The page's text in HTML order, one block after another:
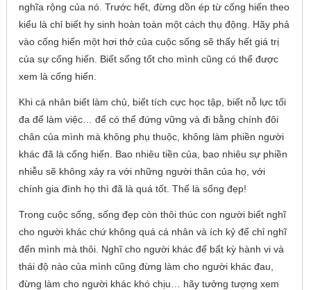
nghĩa rộng của nó. Trước hết, đừng dồn ép từ cống hiến theo
kiểu là chỉ biết hy sinh hoàn toàn một cách thụ động. Hãy phả
vào cống hiến một hơi thở của cuộc sống sẽ thấy hết giá trị
của sự cống hiến. Biết sống tốt cho mình cũng có thể được
xem là cống hiến.
Khi cá nhân biết làm chủ, biết tích cực học tập, biết nỗ lực tối
đa để làm việc… để có thể đứng vững và đi bằng chính đôi
chân của mình mà không phụ thuộc, không làm phiền người
khác đã là cống hiến. Bao nhiêu tiền của, bao nhiêu sự phiền
nhiễu sẽ không xảy ra với những người thân của họ, với
chính gia đình họ thì đã là quá tốt. Thế là sống đẹp!
Trong cuộc sống, sống đẹp còn thôi thúc con người biết nghĩ
cho người khác chứ không quá cá nhân và ích kỷ để chỉ nghĩ
đến mình mà thôi. Nghĩ cho người khác để bất kỳ hành vi và
thái độ nào của mình cũng đừng làm cho người khác đau,
đừng làm cho người khác khó chịu… hãy tưởng tượng xem